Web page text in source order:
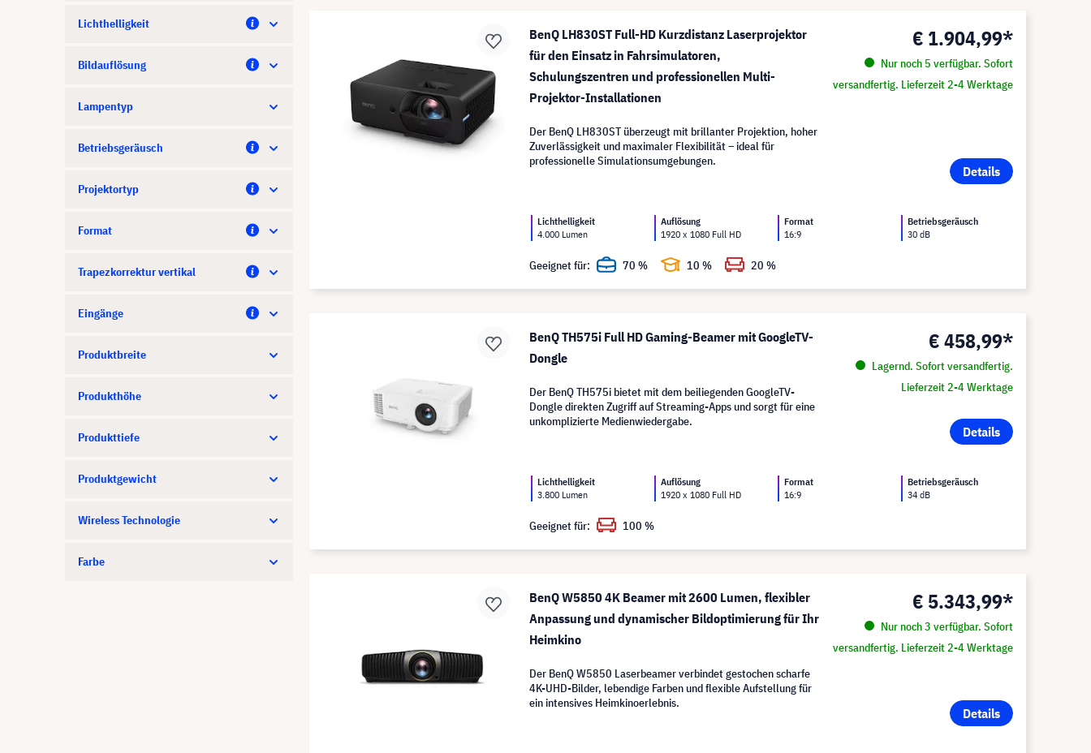
Lichthelligkeit
Bildauflösung
Lampentyp
Betriebsgeräusch
Projektortyp
Format
Trapezkorrektur vertikal
Eingänge
Produktbreite
Produkthöhe
Produkttiefe
Produktgewicht
Wireless Technologie
Farbe
BenQ LH830ST Full-HD Kurzdistanz Laserprojektor
für den Einsatz in Fahrsimulatoren,
Schulungszentren und professionellen Multi-
Projektor-Installationen
€ 1.904,99*
Nur noch 5 verfügbar. Sofort
versandfertig. Lieferzeit 2-4 Werktage
Details
Der BenQ LH830ST überzeugt mit brillanter Projektion, hoher
Zuverlässigkeit und maximaler Flexibilität – ideal für
professionelle Simulationsumgebungen.
Lichthelligkeit
4.000 Lumen
Auflösung
1920 x 1080 Full HD
Format
16:9
Betriebsgeräusch
30 dB
Geeignet für: 70 % 10 % 20 %
BenQ TH575i Full HD Gaming-Beamer mit GoogleTV-
Dongle
€ 458,99*
Lagernd. Sofort versandfertig.
Lieferzeit 2-4 Werktage
Details
Der BenQ TH575i bietet mit dem beiliegenden GoogleTV-
Dongle direkten Zugriff auf Streaming-Apps und sorgt für eine
unkomplizierte Medienwiedergabe.
Lichthelligkeit
3.800 Lumen
Auflösung
1920 x 1080 Full HD
Format
16:9
Betriebsgeräusch
34 dB
Geeignet für: 100 %
BenQ W5850 4K Beamer mit 2600 Lumen, flexibler
Anpassung und dynamischer Bildoptimierung für Ihr
Heimkino
€ 5.343,99*
Nur noch 3 verfügbar. Sofort
versandfertig. Lieferzeit 2-4 Werktage
Details
Der BenQ W5850 Laserbeamer verbindet gestochen scharfe
4K-UHD-Bilder, lebendige Farben und flexible Aufstellung für
ein intensives Heimkinoerlebnis.